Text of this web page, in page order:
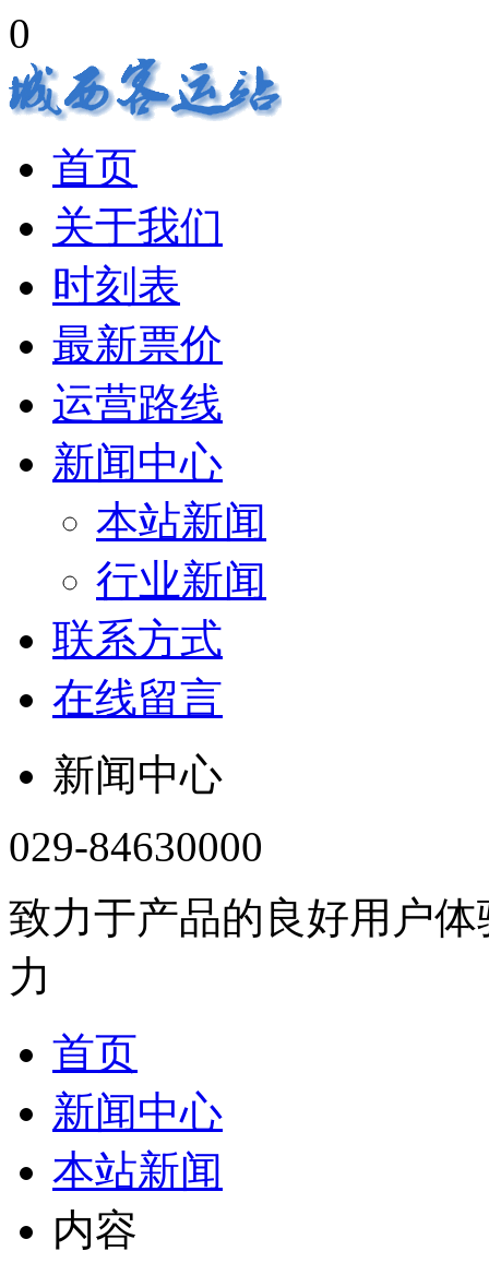
0
首页
关于我们
时刻表
最新票价
运营路线
新闻中心
本站新闻
行业新闻
联系方式
在线留言
新闻中心
029-84630000
致力于产品的良好用户
力
首页
新闻中心
本站新闻
内容